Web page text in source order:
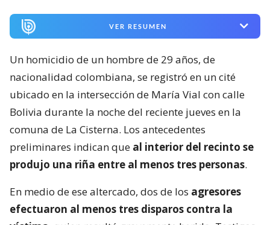
VER RESUMEN
Un homicidio de un hombre de 29 años, de
nacionalidad colombiana, se registró en un cité
ubicado en la intersección de María Vial con calle
Bolivia durante la noche del reciente jueves en la
comuna de La Cisterna. Los antecedentes
preliminares indican que al interior del recinto se
produjo una riña entre al menos tres personas.
En medio de ese altercado, dos de los agresores
efectuaron al menos tres disparos contra la